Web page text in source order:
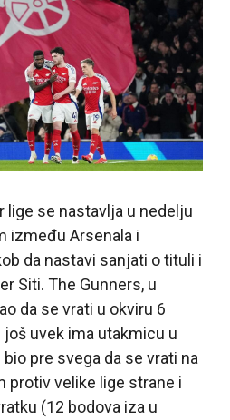
lige se nastavlja u nedelju
između Arsenala i
da nastavi sanjati o tituli i
Siti. The Gunners, u
da se vrati u okviru 6
uvek ima utakmicu u
pre svega da se vrati na
protiv velike lige strane i
(12 bodova iza u